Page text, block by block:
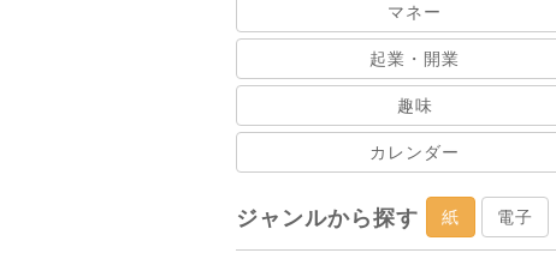
マネー
起業・開業
趣味
カレンダー
ジャンルから探す 紙 電子